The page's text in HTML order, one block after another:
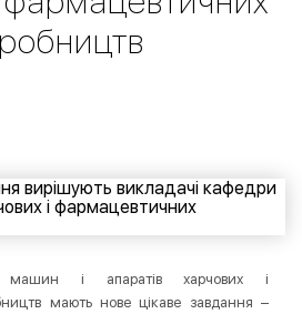
машин і апаратів харчових і
мають нове цікаве завдання –